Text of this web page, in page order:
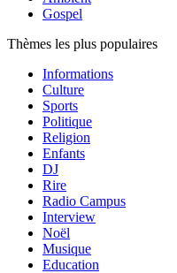
Gospel
Thèmes les plus populaires
Informations
Culture
Sports
Politique
Religion
Enfants
DJ
Rire
Radio Campus
Interview
Noël
Musique
Education